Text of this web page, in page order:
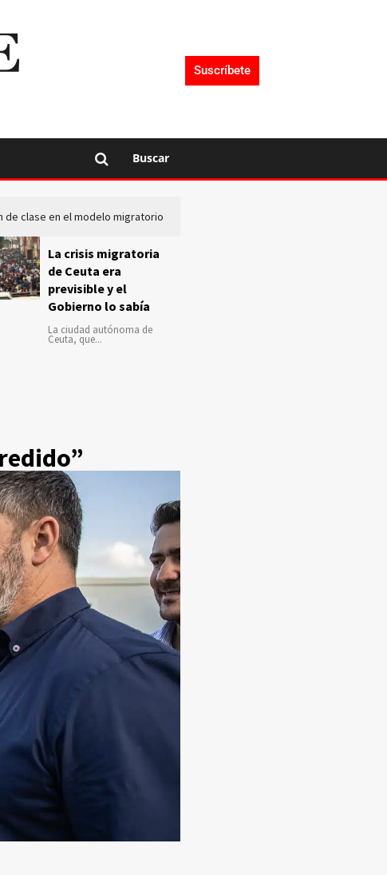
Suscríbete
Buscar
de clase en el modelo migratorio
La crisis migratoria
de Ceuta era
previsible y el
Gobierno lo sabía
La ciudad autónoma de
Ceuta, que...